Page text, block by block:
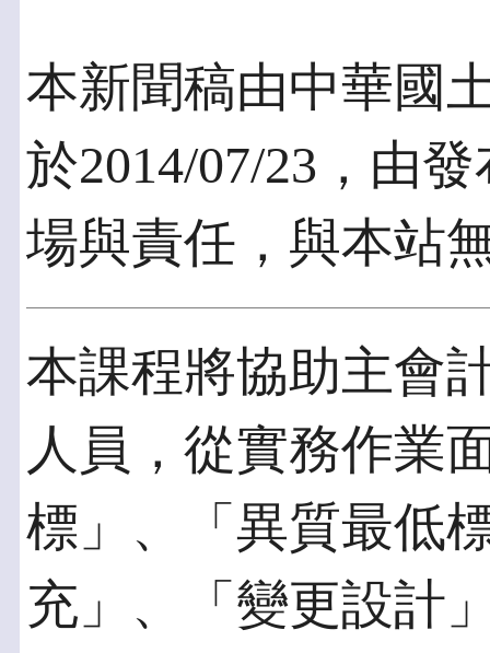
本新聞稿由中華國
於2014/07/23，由
場與責任，與本站
本課程將協助主會
人員，從實務作業
標」、「異質最低
充」、「變更設計